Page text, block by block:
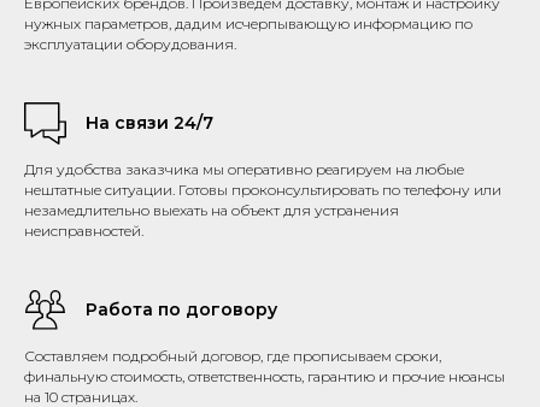
нужных параметров, дадим исчерпывающую информацию по
эксплуатации оборудования.
На связи 24/7
Для удобства заказчика мы оперативно реагируем на любые
нештатные ситуации. Готовы проконсультировать по телефону или
незамедлительно выехать на объект для устранения
неисправностей.
Работа по договору
Составляем подробный договор, где прописываем сроки,
финальную стоимость, ответственность, гарантию и прочие нюансы
на 10 страницах.